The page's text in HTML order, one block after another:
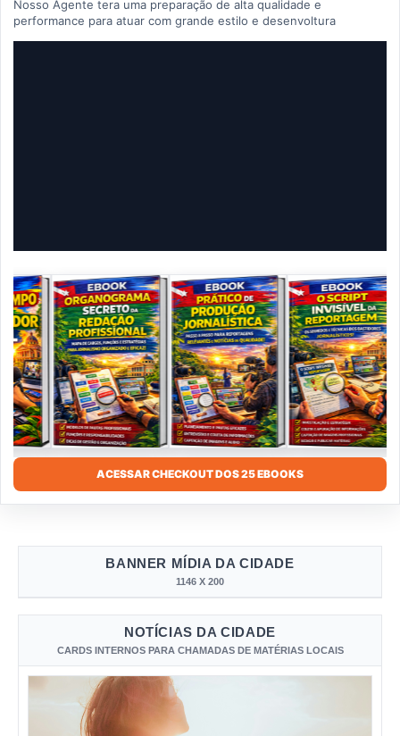
Nosso Agente tera uma preparação de alta qualidade e
performance para atuar com grande estilo e desenvoltura
ACESSAR CHECKOUT DOS 25 EBOOKS
BANNER MÍDIA DA CIDADE
1146 X 200
NOTÍCIAS DA CIDADE
CARDS INTERNOS PARA CHAMADAS DE MATÉRIAS LOCAIS